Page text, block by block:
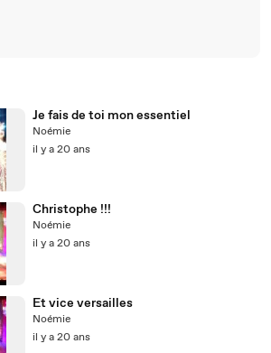
Je fais de toi mon essentiel
Noémie
il y a 20 ans
Christophe !!!
Noémie
il y a 20 ans
Et vice versailles
Noémie
il y a 20 ans